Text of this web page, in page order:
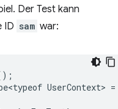
Der Test kann
ID sam war:
UserContext> =